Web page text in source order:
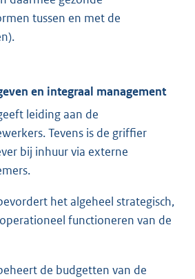
tussen en met de
en integraal management
leiding aan de
Tevens is de griffier
bij inhuur via externe
het algeheel strategisch,
functioneren van de
de budgetten van de